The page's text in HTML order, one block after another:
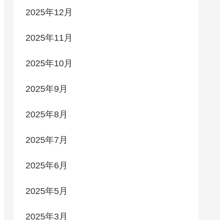
2025年12月
2025年11月
2025年10月
2025年9月
2025年8月
2025年7月
2025年6月
2025年5月
2025年3月